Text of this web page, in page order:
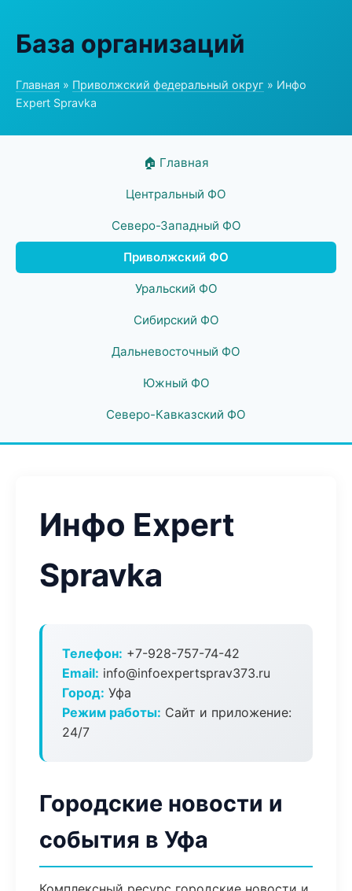
База организаций
Главная » Приволжский федеральный округ » Инфо
Expert Spravka
🏠 Главная
Центральный ФО
Северо-Западный ФО
Приволжский ФО
Уральский ФО
Сибирский ФО
Дальневосточный ФО
Южный ФО
Северо-Кавказский ФО
Инфо Expert
Spravka
Телефон: +7-928-757-74-42
Email: info@infoexpertsprav373.ru
Город: Уфа
Режим работы: Сайт и приложение:
24/7
Городские новости и
события в Уфа